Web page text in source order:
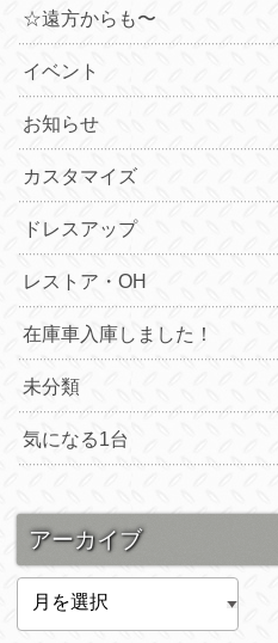
☆遠方からも〜
イベント
お知らせ
カスタマイズ
ドレスアップ
レストア・OH
在庫車入庫しました！
未分類
気になる1台
アーカイブ